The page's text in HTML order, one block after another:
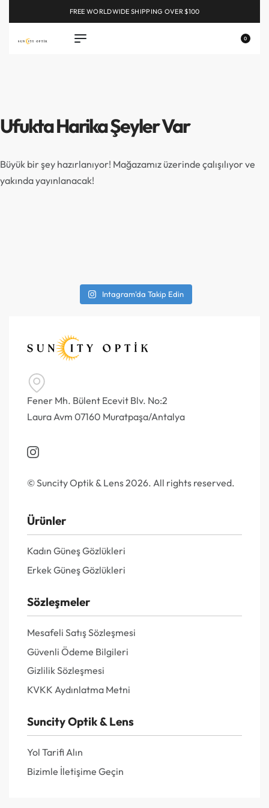
FREE WORLDWIDE SHIPPING OVER $100
0
Ufukta Harika Şeyler Var
Büyük bir şey hazırlanıyor! Mağazamız üzerinde çalışılıyor ve
yakında yayınlanacak!
Intagram'da Takip Edin
Fener Mh. Bülent Ecevit Blv. No:2
Laura Avm 07160 Muratpaşa/Antalya
© Suncity Optik & Lens 2026. All rights reserved.
Ürünler
Kadın Güneş Gözlükleri
Erkek Güneş Gözlükleri
Sözleşmeler
Mesafeli Satış Sözleşmesi
Güvenli Ödeme Bilgileri
Gizlilik Sözleşmesi
KVKK Aydınlatma Metni
Suncity Optik & Lens
Yol Tarifi Alın
Bizimle İletişime Geçin